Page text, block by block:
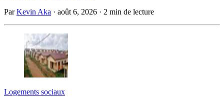
ParKevin Aka · août 6, 2026 · 2 min de lecture
Logements sociaux